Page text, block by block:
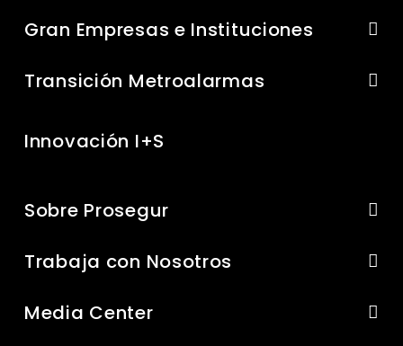
Gran Empresas e Instituciones
Transición Metroalarmas
Innovación I+S
Sobre Prosegur
Trabaja con Nosotros
Media Center